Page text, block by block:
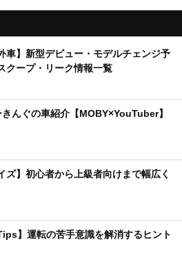
車】新型デビュー・モデルチェンジ予
クープ・リーク情報一覧
んぐの車紹介【MOBY×YouTuber】
ズ】初心者から上級者向けまで幅広く
】運転の苦手意識を解消するヒント